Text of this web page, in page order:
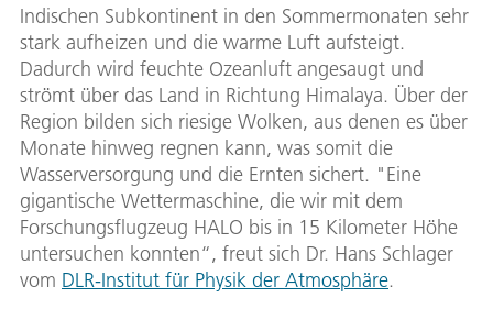
Indischen Subkontinent in den Sommermonaten sehr
stark aufheizen und die warme Luft aufsteigt.
Dadurch wird feuchte Ozeanluft angesaugt und
strömt über das Land in Richtung Himalaya. Über der
Region bilden sich riesige Wolken, aus denen es über
Monate hinweg regnen kann, was somit die
Wasserversorgung und die Ernten sichert. "Eine
gigantische Wettermaschine, die wir mit dem
Forschungsflugzeug HALO bis in 15 Kilometer Höhe
untersuchen konnten“, freut sich Dr. Hans Schlager
vom DLR-Institut für Physik der Atmosphäre.